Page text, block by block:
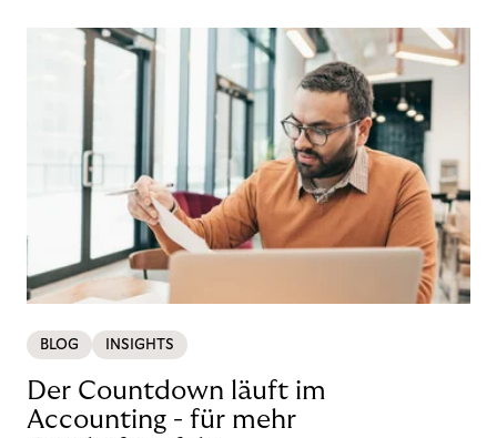
BLOG INSIGHTS
Der Countdown läuft im
Accounting - für mehr